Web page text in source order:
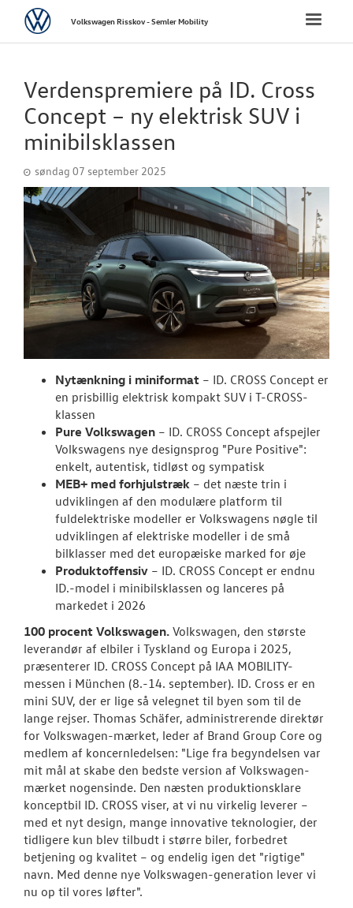
NYE
BRUGTE BILER
CALIFORNIA
VÆRKSTED
SKADECENTER
TILBEHØR
RESERVEDELE
NYHEDER
Tilmeld dig
Danmarks
Aktuelt
OM OS
Toggle
VolkswagenVolkswagen Risskov - Semler Mobility
Verdenspremiere på ID. Cross
Concept – ny elektrisk SUV i
minibilsklassen
søndag 07 september 2025
Nytænkning i miniformat – ID. CROSS Concept er
en prisbillig elektrisk kompakt SUV i T-CROSS-
klassen
Pure Volkswagen – ID. CROSS Concept afspejler
Volkswagens nye designsprog "Pure Positive":
enkelt, autentisk, tidløst og sympatisk
MEB+ med forhjulstræk – det næste trin i
udviklingen af den modulære platform til
fuldelektriske modeller er Volkswagens nøgle til
udviklingen af elektriske modeller i de små
bilklasser med det europæiske marked for øje
Produktoffensiv – ID. CROSS Concept er endnu
ID.-model i minibilsklassen og lanceres på
markedet i 2026
100 procent Volkswagen. Volkswagen, den største
leverandør af elbiler i Tyskland og Europa i 2025,
præsenterer ID. CROSS Concept på IAA MOBILITY-
messen i München (8.-14. september). ID. Cross er en
mini SUV, der er lige så velegnet til byen som til de
lange rejser. Thomas Schäfer, administrerende direktør
for Volkswagen-mærket, leder af Brand Group Core og
medlem af koncernledelsen: "Lige fra begyndelsen var
mit mål at skabe den bedste version af Volkswagen-
mærket nogensinde. Den næsten produktionsklare
konceptbil ID. CROSS viser, at vi nu virkelig leverer –
med et nyt design, mange innovative teknologier, der
tidligere kun blev tilbudt i større biler, forbedret
betjening og kvalitet – og endelig igen det "rigtige"
navn. Med denne nye Volkswagen-generation lever vi
nu op til vores løfter".